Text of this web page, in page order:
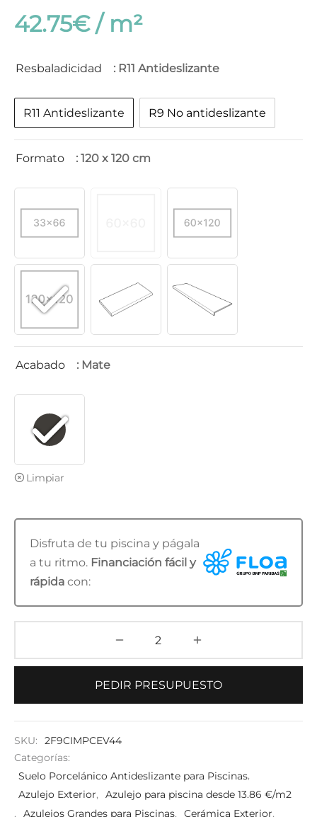
42.75€
Resbaladicidad : R11 Antideslizante
R11 Antideslizante R9 No antideslizante
Formato : 120 x 120 cm
Acabado : Mate
Limpiar
Disfruta de tu piscina y págala
a tu ritmo. Financiación fácil y
rápida con:
PEDIR PRESUPUESTO
SKU:
2F9CIMPCEV44
Categorías:
Suelo Porcelánico Antideslizante para Piscinas,
Azulejo Exterior,
Azulejo para piscina desde 13.86 €/m2
,
Azulejos Grandes para Piscinas, Cerámica Exterior,